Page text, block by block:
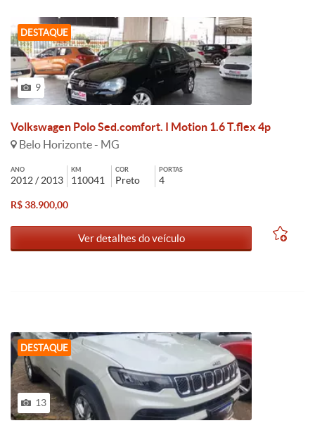
DESTAQUE
9
Volkswagen Polo Sed.comfort. I Motion 1.6 T.flex 4p
Belo Horizonte - MG
ANO
2012 / 2013
KM
110041
COR
Preto
PORTAS
4
R$ 38.900,00
Ver detalhes do veículo
DESTAQUE
13